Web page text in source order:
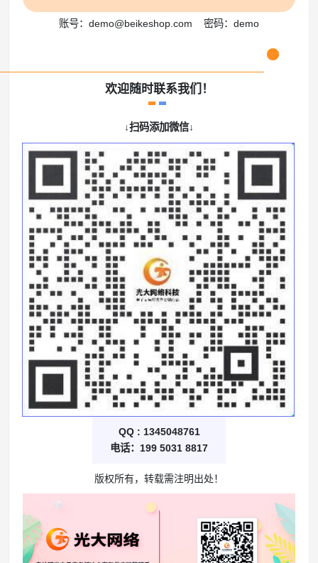
账号：demo@beikeshop.com 密码：demo
欢迎随时联系我们！
↓扫码添加微信↓
QQ : 1345048761
电话：199 5031 8817
版权所有，转载需注明出处！